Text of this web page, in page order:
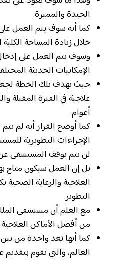
الجيدة والمميزة.
كما أنه سوف يتم العمل
خلال زيادة المساحة الكلية
وسوف يتم العمل على
الإمكانيات الحديثة
حيث تهدف تلك الخطة
علاجية في الفترة المقبلة
أعوام.
كما أوضح القرار أنه لم
الإجراءات التطويرية
لن يتم توقف المستشفى
بل إن العمل سيكون متاح
العلاجية والرعاية الصحية
التطوير.
مع العلم أن مستشفى
من أفضل الأماكن
كما أنها تعد واحدة من
العالم، والتي تقوم بتقديم